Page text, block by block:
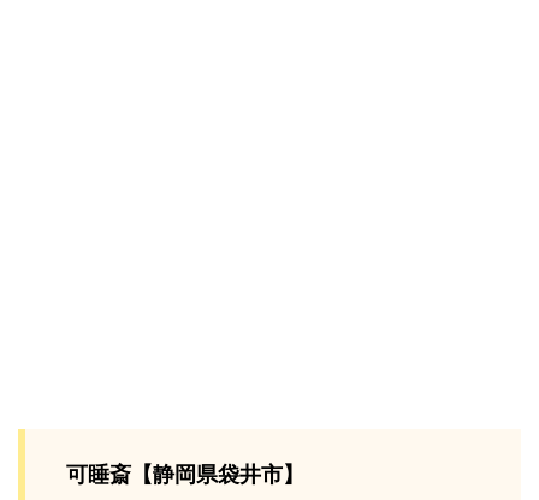
可睡斎【静岡県袋井市】